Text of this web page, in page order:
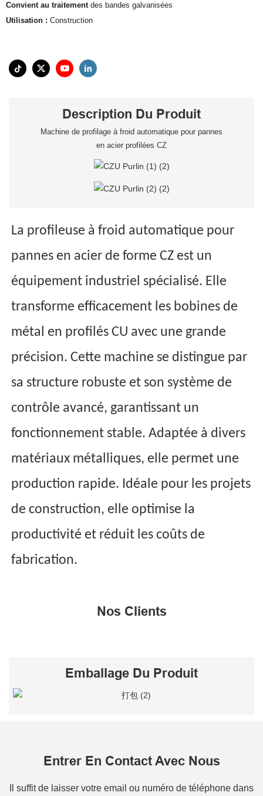
Convient au traitementdes bandes galvanisées
Utilisation : Construction
Description Du Produit
Machine de profilage à froid automatique pour pannes
en acier profilées CZ
La profileuse à froid automatique pour
pannes en acier de forme CZ est un
équipement industriel spécialisé. Elle
transforme efficacement les bobines de
métal en profilés CU avec une grande
précision. Cette machine se distingue par
sa structure robuste et son système de
contrôle avancé, garantissant un
fonctionnement stable. Adaptée à divers
matériaux métalliques, elle permet une
production rapide. Idéale pour les projets
de construction, elle optimise la
productivité et réduit les coûts de
fabrication.
Nos Clients
Emballage Du Produit
Entrer En Contact Avec Nous
Il suffit de laisser votre email ou numéro de téléphone dans